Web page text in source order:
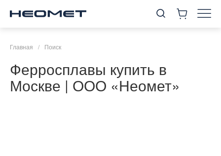
Главная / Поиск
Ферросплавы купить в
Москве | ООО «Неомет»